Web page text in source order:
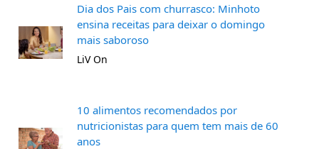
Dia dos Pais com churrasco: Minhoto
ensina receitas para deixar o domingo
mais saboroso
LiV On
10 alimentos recomendados por
nutricionistas para quem tem mais de 60
anos